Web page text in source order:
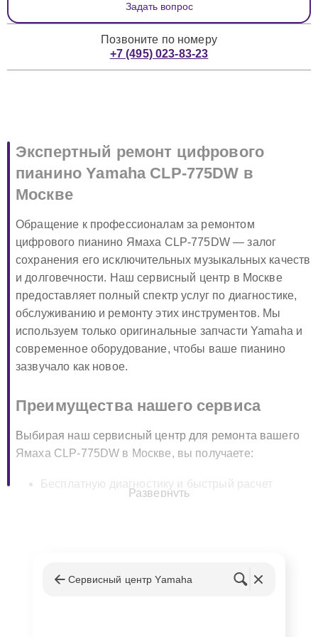
Задать вопрос
Позвоните по номеру
+7 (495) 023-83-23
Экспертный ремонт цифрового
пианино Yamaha CLP-775DW в
Москве
Обращение к профессионалам за ремонтом
цифрового пианино Ямаха CLP-775DW — залог
сохранения его исключительных музыкальных качеств
и долговечности. Наш сервисный центр в Москве
предоставляет полный спектр услуг по диагностике,
обслуживанию и ремонту этих инструментов. Мы
используем только оригинальные запчасти Yamaha и
современное оборудование, чтобы ваше пианино
зазвучало как новое.
Преимущества нашего сервиса
Выбирая наш сервисный центр для ремонта вашего
Ямаха CLP-775DW в Москве, вы получаете:
Бесплатную диагностику и быстрый расчет
замененные детали;
Развернуть
Сервисный центр Yamaha